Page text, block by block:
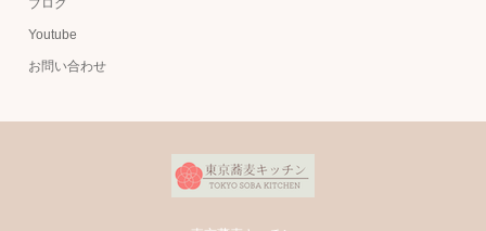
ブログ
Youtube
お問い合わせ